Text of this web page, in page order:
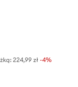
224,99 zł -4%